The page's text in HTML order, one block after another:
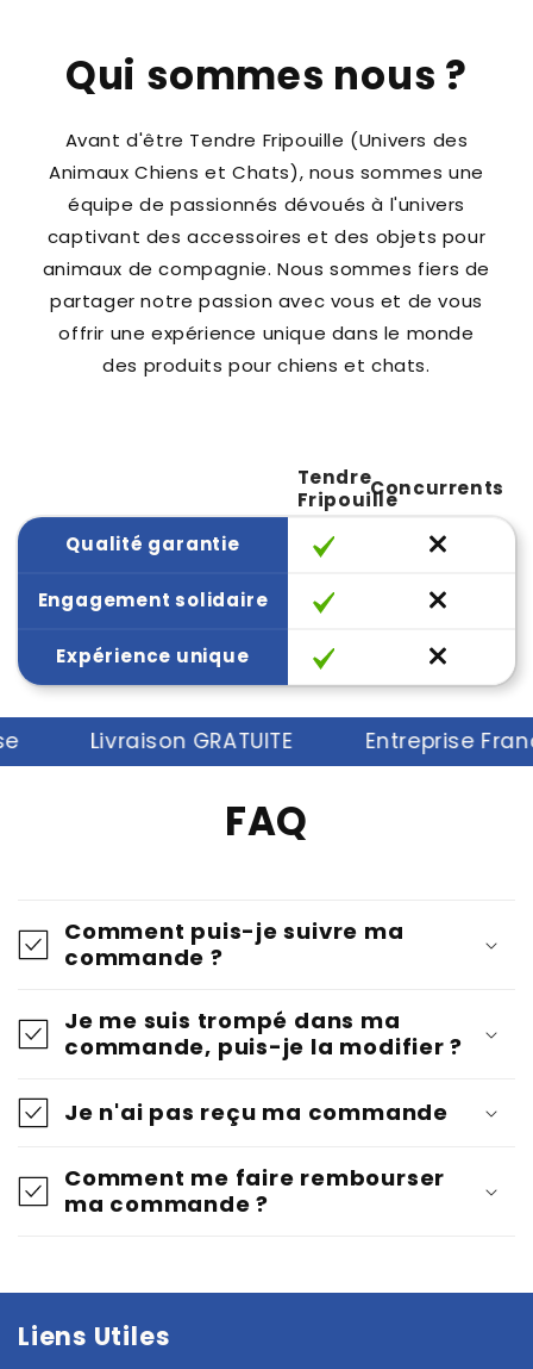
Qui sommes nous ?
Avant d'être Tendre Fripouille (Univers des
Animaux Chiens et Chats), nous sommes une
équipe de passionnés dévoués à l'univers
captivant des accessoires et des objets pour
animaux de compagnie. Nous sommes fiers de
partager notre passion avec vous et de vous
offrir une expérience unique dans le monde
des produits pour chiens et chats.
Tendre
FripouilleConcurrents
Qualité garantie
Engagement solidaire
Expérience unique
Livraison GRATUITE Entreprise
FAQ
Comment puis-je suivre ma
commande ?
Je me suis trompé dans ma
commande, puis-je la modifier ?
Je n'ai pas reçu ma commande
Comment me faire rembourser
ma commande ?
Liens Utiles